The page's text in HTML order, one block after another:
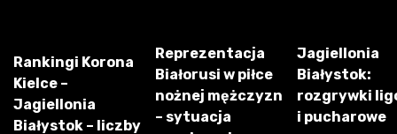
Rankingi Korona
Kielce –
Jagiellonia
Białystok – liczby
Reprezentacja
Białorusi w piłce
nożnej mężczyzn
– sytuacja
Jagiellonia
Białystok:
rozgrywki
i pucharowe